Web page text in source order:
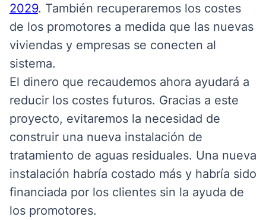
2029. También recuperaremos los costes
de los promotores a medida que las nuevas
viviendas y empresas se conecten al
sistema.
El dinero que recaudemos ahora ayudará a
reducir los costes futuros. Gracias a este
proyecto, evitaremos la necesidad de
construir una nueva instalación de
tratamiento de aguas residuales. Una nueva
instalación habría costado más y habría sido
financiada por los clientes sin la ayuda de
los promotores.